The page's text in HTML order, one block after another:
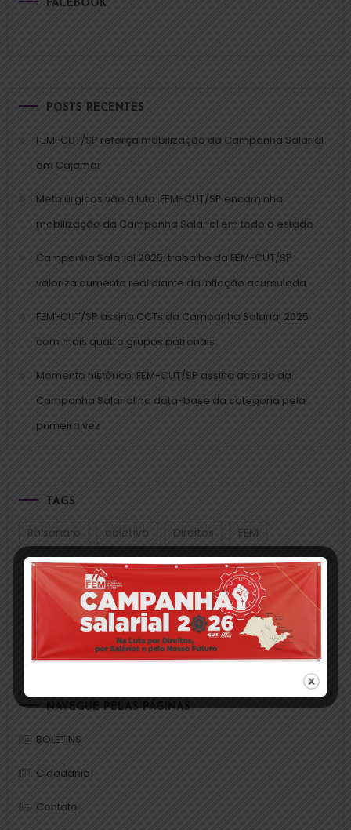
FACEBOOK
POSTS RECENTES
FEM-CUT/SP reforça mobilização da Campanha Salarial
em Cajamar
Metalúrgicos vão à luta: FEM-CUT/SP encaminha
mobilização da Campanha Salarial em todo o estado
Campanha Salarial 2025: trabalho da FEM-CUT/SP
valoriza aumento real diante da inflação acumulada
FEM-CUT/SP assina CCTs da Campanha Salarial 2025
com mais quatro grupos patronais
Momento histórico: FEM-CUT/SP assina acordo da
Campanha Salarial na data-base da categoria pela
primeira vez
TAGS
Bolsonaro coletivo Direitos
FEM
GREVE GERAL
luta mobilização
mulheres
primeiro de maio
resistência
salário mínimo
união
Vantagens
NAVEGUE PELAS PÁGINAS
BOLETINS
Cidadania
Contato